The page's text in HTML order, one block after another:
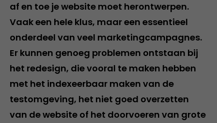
af en toe je website moet herontwerpen.
Vaak een hele klus, maar een essentieel
onderdeel van veel marketingcampagnes.
Er kunnen genoeg problemen ontstaan bij
het redesign, die vooral te maken hebben
met het indexeerbaar maken van de
testomgeving, het niet goed overzetten
van de website of het doorvoeren van grote